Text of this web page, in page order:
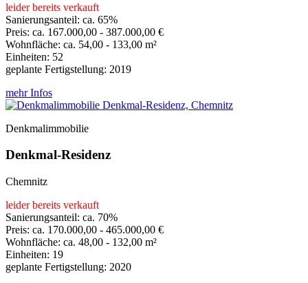
leider bereits verkauft
Sanierungsanteil: ca. 65%
Preis: ca. 167.000,00 - 387.000,00 €
Wohnfläche: ca. 54,00 - 133,00 m²
Einheiten: 52
geplante Fertigstellung: 2019
mehr Infos
Denkmalimmobilie
Denkmal-Residenz
Chemnitz
leider bereits verkauft
Sanierungsanteil: ca. 70%
Preis: ca. 170.000,00 - 465.000,00 €
Wohnfläche: ca. 48,00 - 132,00 m²
Einheiten: 19
geplante Fertigstellung: 2020